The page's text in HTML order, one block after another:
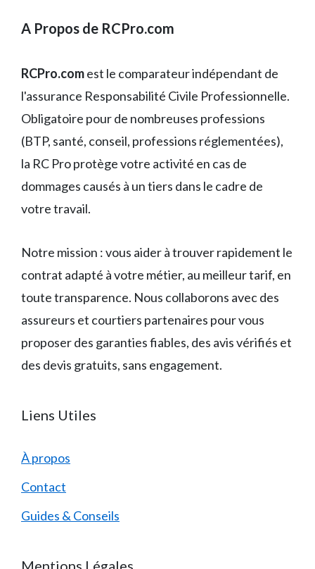
A Propos de RCPro.com
RCPro.comest le comparateur indépendant de
l'assurance Responsabilité Civile Professionnelle.
Obligatoire pour de nombreuses professions
(BTP, santé, conseil, professions réglementées),
la RC Pro protège votre activité en cas de
dommages causés à un tiers dans le cadre de
votre travail.
Notre mission : vous aider à trouver rapidement le
contrat adapté à votre métier, au meilleur tarif, en
toute transparence. Nous collaborons avec des
assureurs et courtiers partenaires pour vous
proposer des garanties fiables, des avis vérifiés et
des devis gratuits, sans engagement.
Liens Utiles
À propos
Contact
Guides & Conseils
Mentions Légales